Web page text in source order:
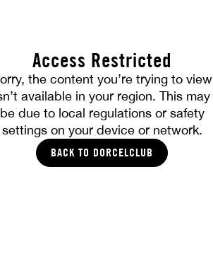
Access Restricted
the content you’re trying to view
available in your region. This may
be due to local regulations or safety
settings on your device or network.
BACK TO DORCELCLUB